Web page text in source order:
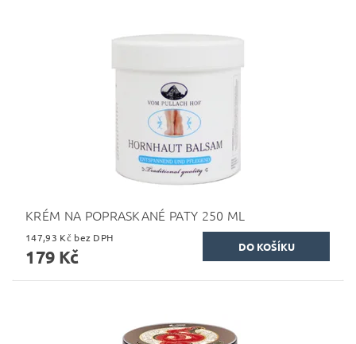
KRÉM NA POPRASKANÉ PATY 250 ML
147,93 Kč bez DPH
179 Kč